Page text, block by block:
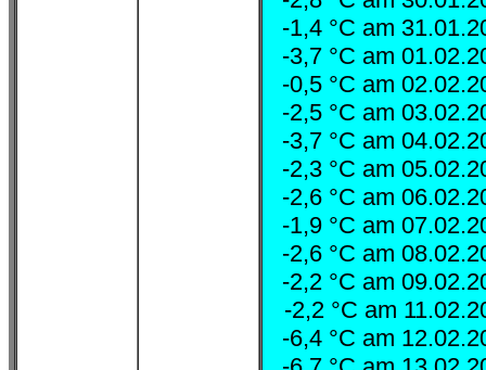
-1,4 °C am
-3,7 °C am
-0,5 °C am
-2,5 °C am
-3,7 °C am
-2,3 °C am
-2,6 °C am
-1,9 °C am
-2,6 °C am
-2,2 °C am
-2,2 °C am
-6,4 °C am